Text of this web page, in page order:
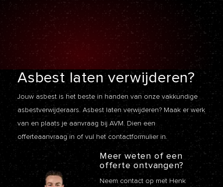
Asbest latenverwijderen?
Jouw asbest is het beste in handen van onze vakkundige
asbestverwijderaars. Asbest laten verwijderen? Maak er werk
van en plaats je aanvraag bij AVM. Dien een
offerteaanvraagin of vul het contactformulier in.
Meer weten of een
offerte ontvangen?
Neem contact op met Henk